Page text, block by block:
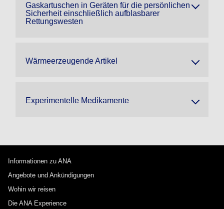
Gaskartuschen in Geräten für die persönlichen
Sicherheit einschließlich aufblasbarer
Rettungswesten
Wärmeerzeugende Artikel
Experimentelle Medikamente
Informationen zu ANA
Angebote und Ankündigungen
Wohin wir reisen
Die ANA Experience